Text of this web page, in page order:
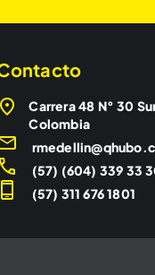
Carrera 48 N° 30
Colombia
(57) (604) 339 33
(57) 311 676 1801